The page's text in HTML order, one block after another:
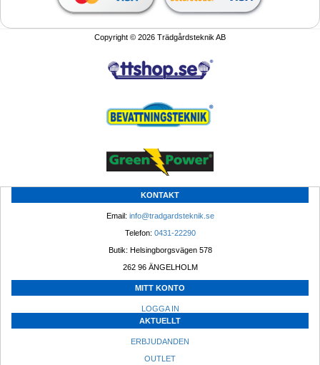
Copyright © 2026 Trädgårdsteknik AB
KONTAKT
Email: info@tradgardsteknik.se
Telefon: 0431-22290
Butik: Helsingborgsvägen 578
262 96 ÄNGELHOLM
MITT KONTO
LOGGA IN
AKTUELLT
ERBJUDANDEN
OUTLET